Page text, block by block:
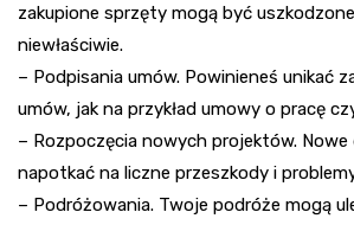
zakupione sprzęty mogą być
niewłaściwie.
– Podpisania umów. Powinieneś unikać
umów, jak na przykład umowy o pracę
– Rozpoczęcia nowych projektów. Nowe
napotkać na liczne przeszkody i
– Podróżowania. Twoje podróże mogą